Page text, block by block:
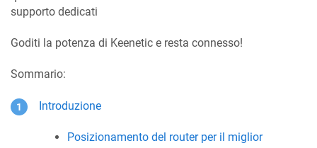
supporto dedicati
Goditi la potenza di Keenetic e resta connesso!
Sommario:
Introduzione
Posizionamento del router per il miglior